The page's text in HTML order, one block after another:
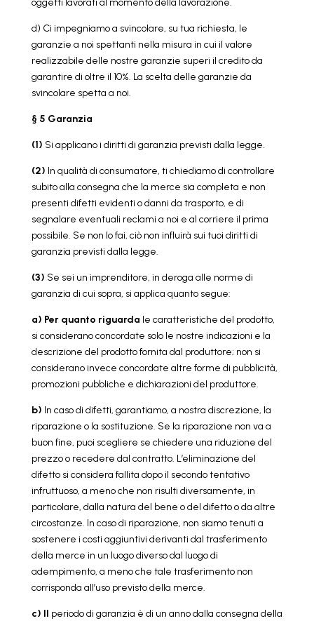
oggetti lavorati al momento della lavorazione.
d) Ci impegniamo a svincolare, su tua richiesta, le
garanzie a noi spettanti nella misura in cui il valore
realizzabile delle nostre garanzie superi il credito da
garantire di oltre il 10%. La scelta delle garanzie da
svincolare spetta a noi.
§ 5 Garanzia
(1) Si applicano i diritti di garanzia previsti dalla legge.
(2) In qualità di consumatore, ti chiediamo di controllare
subito alla consegna che la merce sia completa e non
presenti difetti evidenti o danni da trasporto, e di
segnalare eventuali reclami a noi e al corriere il prima
possibile. Se non lo fai, ciò non influirà sui tuoi diritti di
garanzia previsti dalla legge.
(3) Se sei un imprenditore, in deroga alle norme di
garanzia di cui sopra, si applica quanto segue:
a) Per quanto riguarda le caratteristiche del prodotto,
si considerano concordate solo le nostre indicazioni e la
descrizione del prodotto fornita dal produttore; non si
considerano invece concordate altre forme di pubblicità,
promozioni pubbliche e dichiarazioni del produttore.
b) In caso di difetti, garantiamo, a nostra discrezione, la
riparazione o la sostituzione. Se la riparazione non va a
buon fine, puoi scegliere se chiedere una riduzione del
prezzo o recedere dal contratto. L’eliminazione del
difetto si considera fallita dopo il secondo tentativo
infruttuoso, a meno che non risulti diversamente, in
particolare, dalla natura del bene o del difetto o da altre
circostanze. In caso di riparazione, non siamo tenuti a
sostenere i costi aggiuntivi derivanti dal trasferimento
della merce in un luogo diverso dal luogo di
adempimento, a meno che tale trasferimento non
corrisponda all’uso previsto della merce.
c) Il periodo di garanzia è di un anno dalla consegna della